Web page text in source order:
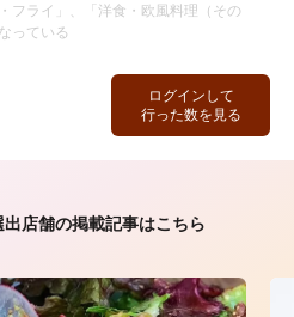
ログインして
行った数を見る
フライ」、「洋食・欧風料理（その
っている
出店舗の掲載記事はこちら